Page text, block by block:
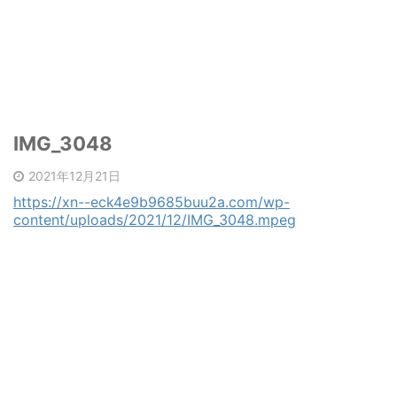
IMG_3048
2021年12月21日
https://xn--eck4e9b9685buu2a.com/wp-
content/uploads/2021/12/IMG_3048.mpeg